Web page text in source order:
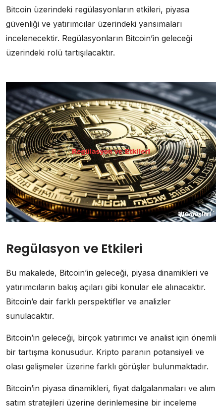
Bitcoin üzerindeki regülasyonların etkileri, piyasa
güvenliği ve yatırımcılar üzerindeki yansımaları
incelenecektir. Regülasyonların Bitcoin’in geleceği
üzerindeki rolü tartışılacaktır.
Regülasyon ve Etkileri
Bu makalede, Bitcoin’in geleceği, piyasa dinamikleri ve
yatırımcıların bakış açıları gibi konular ele alınacaktır.
Bitcoin’e dair farklı perspektifler ve analizler
sunulacaktır.
Bitcoin’in geleceği, birçok yatırımcı ve analist için önemli
bir tartışma konusudur. Kripto paranın potansiyeli ve
olası gelişmeler üzerine farklı görüşler bulunmaktadır.
Bitcoin’in piyasa dinamikleri, fiyat dalgalanmaları ve alım
satım stratejileri üzerine derinlemesine bir inceleme